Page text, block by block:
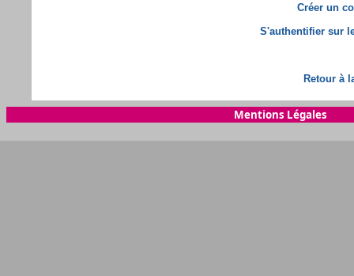
Créer un
S'authentifier sur
Retour à
Mentions Légales